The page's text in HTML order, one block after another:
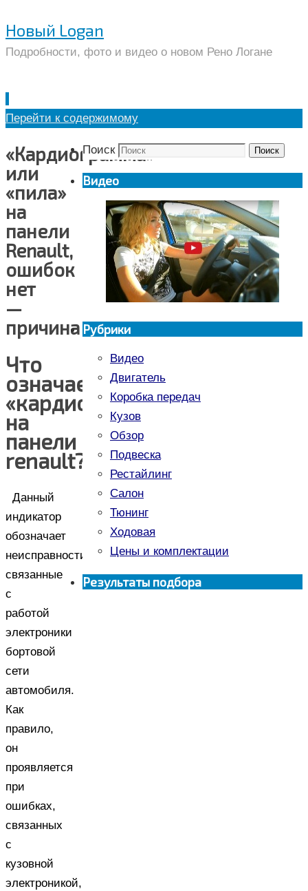
Новый Logan
Подробности, фото и видео о новом Рено Логане
Перейти к содержимому
«Кардиограмма»
или
«пила»
на
панели
Renault,
ошибок
нет
—
причина
Что
означает
«кардиограмма»
на
панели
renault?
Данный
индикатор
обозначает
неисправности
связанные
с
работой
электроники
бортовой
сети
автомобиля.
Как
правило,
он
проявляется
при
ошибках,
связанных
с
кузовной
электроникой,
Поиск Поиск
Видео
Рубрики
Видео
Двигатель
Коробка передач
Кузов
Обзор
Подвеска
Рестайлинг
Салон
Тюнинг
Ходовая
Цены и комплектации
Результаты подбора